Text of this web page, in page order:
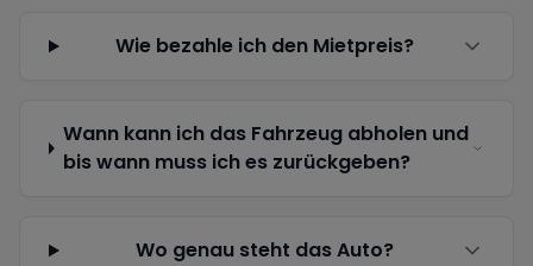
Wie bezahle ich den Mietpreis?
Wann kann ich das Fahrzeug abholen und
bis wann muss ich es zurückgeben?
Wo genau steht das Auto?